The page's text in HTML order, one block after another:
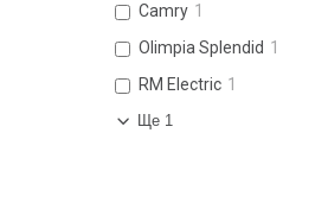
Camry 1
Olimpia Splendid 1
RM Electric 1
Ще 1